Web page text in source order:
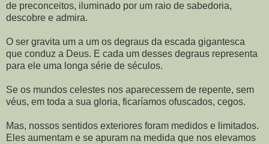
de preconceitos, iluminado por um raio de sabedoria,
descobre e admira.
O ser gravita um a um os degraus da escada gigantesca
que conduz a Deus. E cada um desses degraus representa
para ele uma longa série de séculos.
Se os mundos celestes nos aparecessem de repente, sem
véus, em toda a sua gloria, ficaríamos ofuscados, cegos.
Mas, nossos sentidos exteriores foram medidos e limitados.
Eles aumentam e se apuram na medida que nos elevamos